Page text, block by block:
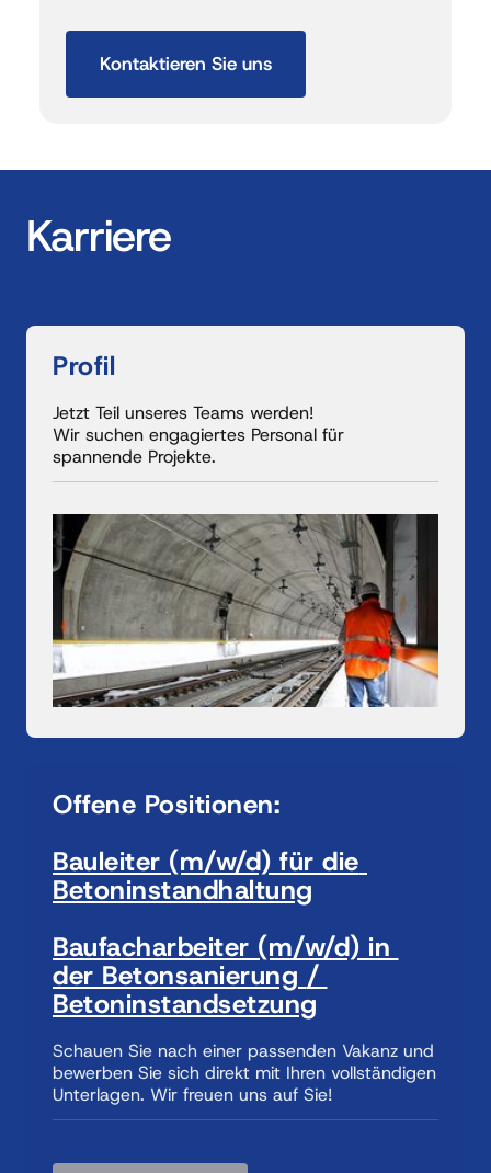
Kontaktieren Sie uns
Karriere
Profil
Jetzt Teil unseres Teams werden!
Wir suchen engagiertes Personal für
spannende Projekte.
Offene Positionen:
Bauleiter (m/w/d) für
Betoninstandhaltung
Baufacharbeiter (m/w/d)
der Betonsanierung
Betoninstandsetzung
Schauen Sie nach einer passenden Vakanz und
bewerben Sie sich direkt mit Ihren vollständigen
Unterlagen. Wir freuen uns auf Sie!